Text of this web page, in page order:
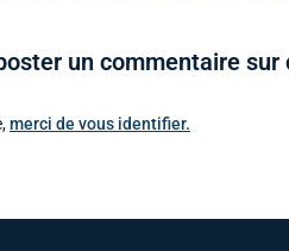
un commentaire sur
merci de vous identifier.